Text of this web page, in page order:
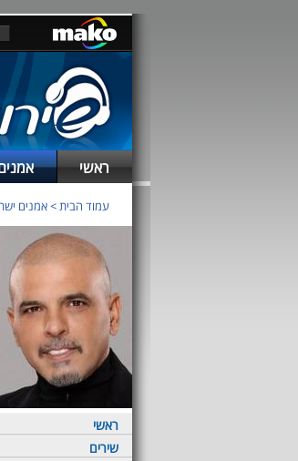
ראשי
עמוד הבית>אמנים
ראשי
שירים